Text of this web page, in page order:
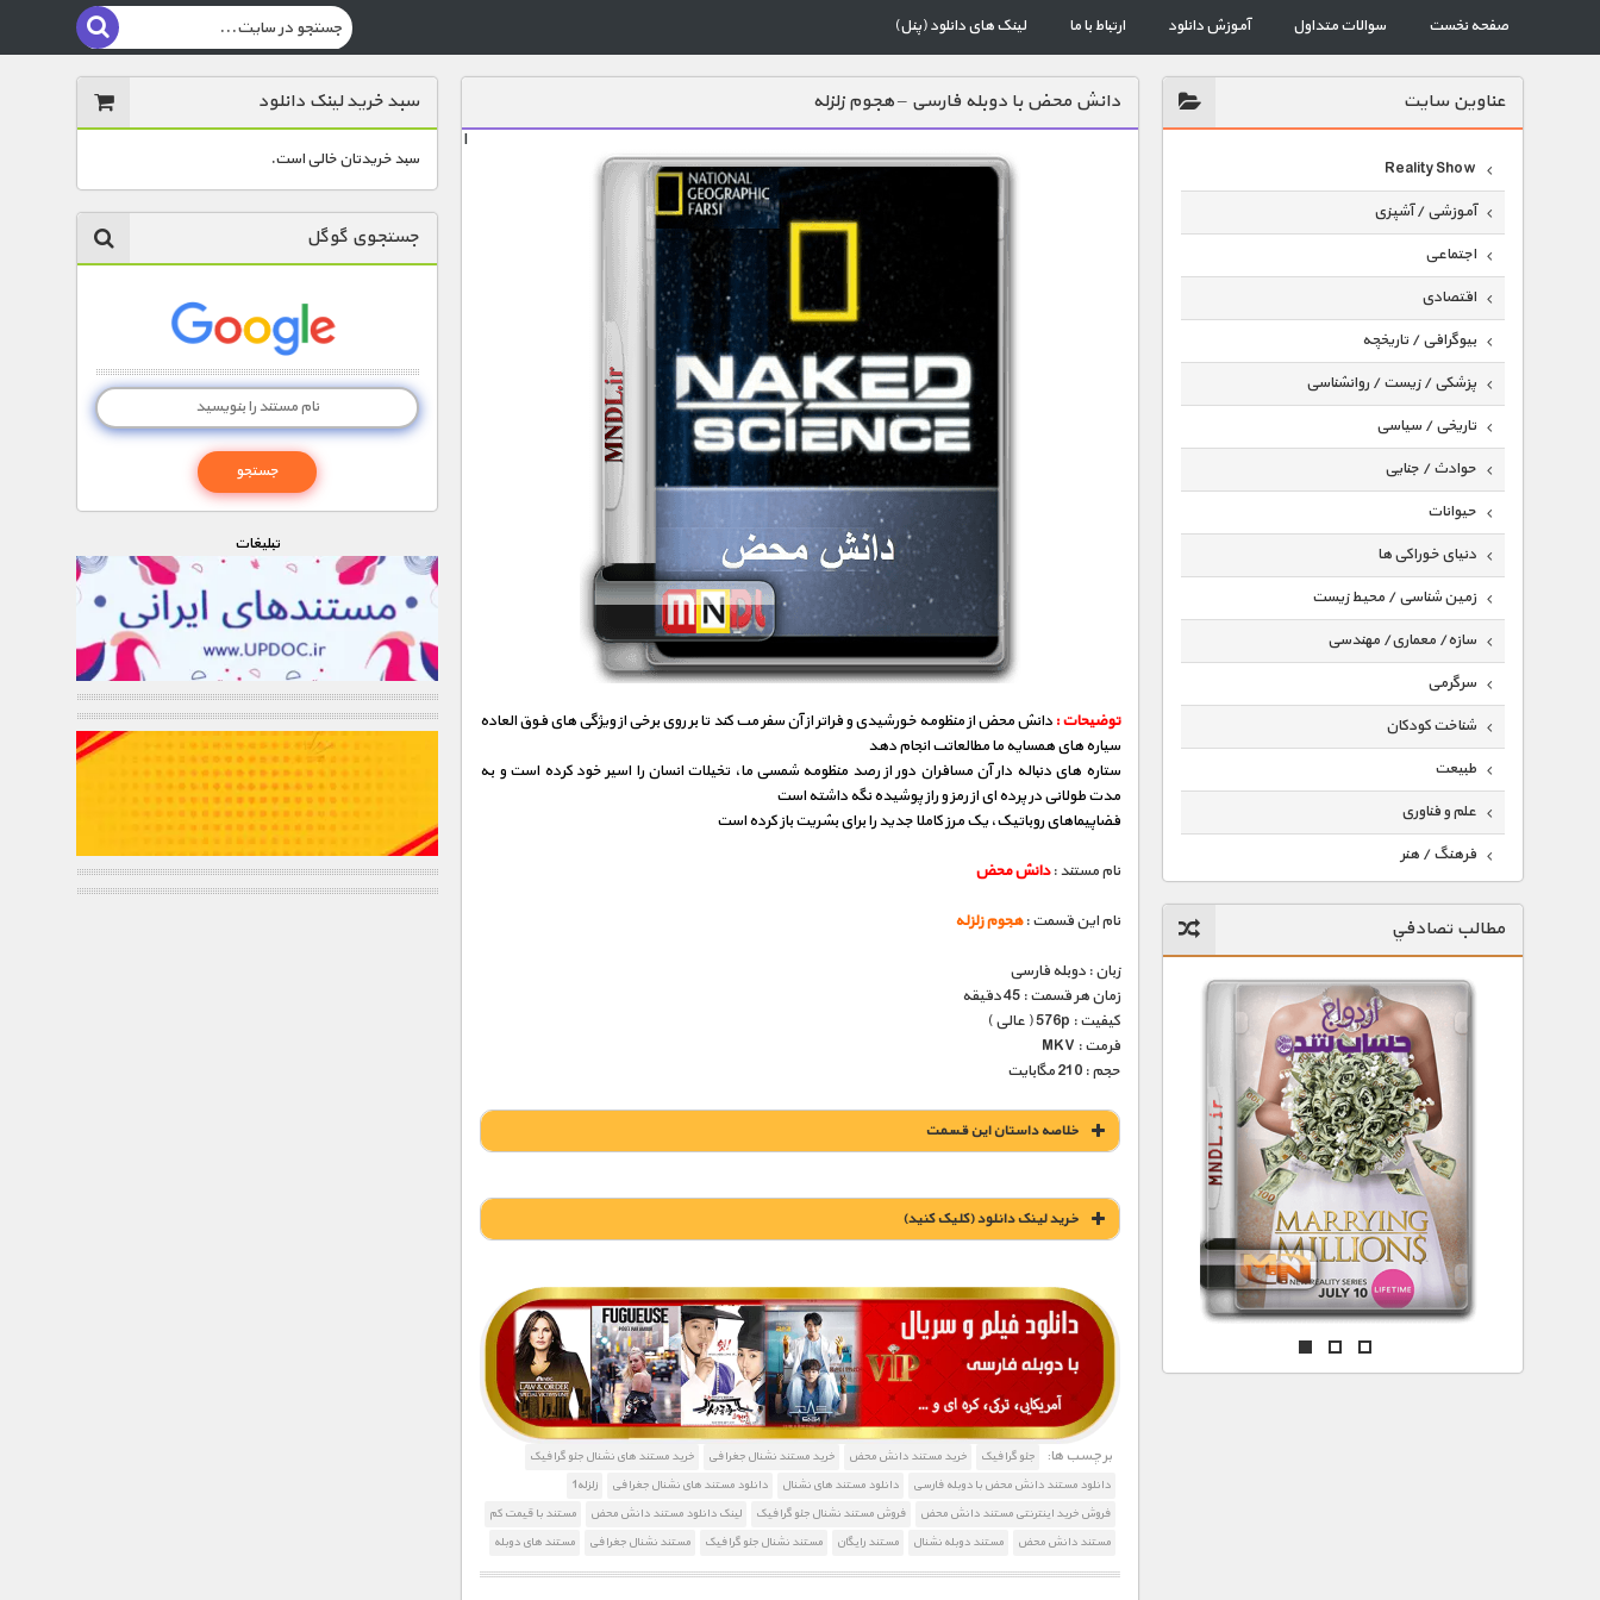
صفحه نخست سوالات متداول آموزش دانلود ارتباط با ما لینک های دانلود (پنل)
عناوين سايت
Reality Show
آموزشی / آشپزی
اجتماعی
اقتصادی
بیوگرافی / تاریخچه
پزشکی / زیست / روانشناسی
تاریخی / سیاسی
حوادث / جنایی
حیوانات
دنیای خوراکی ها
زمین شناسی / محیط زیست
سازه/ معماری/ مهندسی
سرگرمی
شناخت کودکان
طبیعت
علم و فناوری
فرهنگ / هنر
گردشگری
ماورایی
مسابقات / ورزشی
مستند های اختصاصی
مطالب تصادفي
دانش محض با دوبله فارسی – هجوم زلزله
ا
توضیحات :دانش محض از منظومه خورشیدی و فراتر از آن سفر مى کند تا بر روى برخی از ویژگی های فوق العاده
سیاره هاى همسایه ما مطالعاتى انجام دهد
ستاره های دنباله دار آن مسافران دور از رصد منظومه شمسی ما، تخیلات انسان را اسیر خود كرده است و به
مدت طولانی در پرده ای از رمز و راز پوشیده نگه داشته است
فضاپیماهای روباتیک، یک مرز کاملا جدید را برای بشريت باز كرده است
نام مستند :دانش محض
نام این قسمت :هجوم زلزله
زبان : دوبله فارسی
زمان هر قسمت : 45 دقیقه
کیفیت : 576p ( عالی )
فرمت : MKV
حجم : 210 مگابایت
خلاصه داستان این قسمت
خريد لينک دانلود (کليک کنيد)
1900 تومان – خريد لينک دانلود (افزودن به سبد خريد)
برچسب ها: جئو گرافیک خرید مستند دانش محض خرید مستند نشنال جغرافی
خرید مستند های نشنال جئو گرافیک
دانلود مستند دانش محض با دوبله فارسی
دانلود مستند های نشنال دانلود مستند های نشنال جغرافی
زلزله1
فروش خرید اینترنتی مستند دانش محض
فروش مستند نشنال جئو گرافیک لینک دانلود مستند دانش محض
مستند با قیمت کم
مستند دانش محض
مستند دوبله نشنال مستند رایگان مستند نشنال جئو گرافیک مستند نشنال جغرافی مستند های دوبله
سبد خرید لینک دانلود
سبد خریدتان خالی است.
جستجوی گوگل
تبليغات